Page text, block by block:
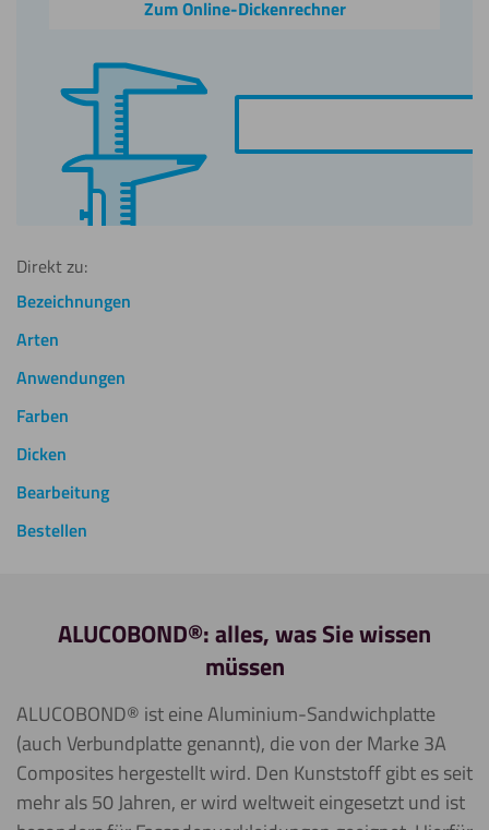
Zum Online-Dickenrechner
Direkt zu:
Bezeichnungen
Arten
Anwendungen
Farben
Dicken
Bearbeitung
Bestellen
ALUCOBOND®: alles, was Sie wissen
müssen
ALUCOBOND® ist eine Aluminium-Sandwichplatte
(auch Verbundplatte genannt), die von der Marke 3A
Composites hergestellt wird. Den Kunststoff gibt es seit
mehr als 50 Jahren, er wird weltweit eingesetzt und ist